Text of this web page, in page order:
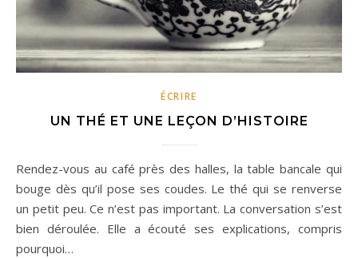
ÉCRIRE
UN THÉ ET UNE LEÇON D’HISTOIRE
Rendez-vous au café près des halles, la table bancale qui
bouge dès qu’il pose ses coudes. Le thé qui se renverse
un petit peu. Ce n’est pas important. La conversation s’est
bien déroulée. Elle a écouté ses explications, compris
pourquoi…